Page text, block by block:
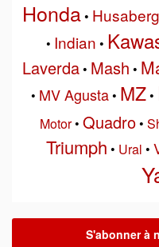
Honda• Husaberg
• Indian •
Laverda• Mash •
• MV Agusta• MZ•
Motor• Quadro•
Triumph • Ural •